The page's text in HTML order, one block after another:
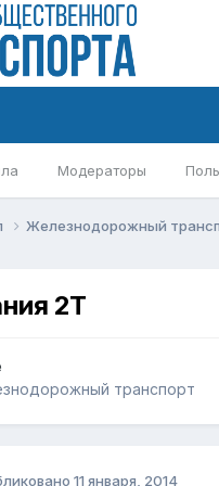
Модераторы
Железнодорожный
2Т
транспорт
11 января, 2014